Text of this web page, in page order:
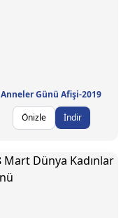
Anneler Günü Afişi-2019
Önizle
İndir